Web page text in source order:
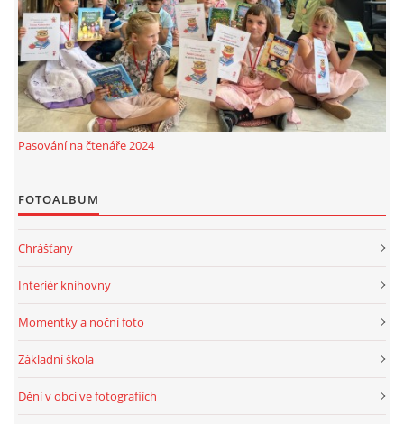
FOTOALBUM
PODĚKOVÁNÍ
SLUŽBY
HRY, KVÍZY, VZDĚLÁVÁNÍ ON-LINE
Pasování na čtenáře 2024
FOTOALBUM
Chrášťany
Interiér knihovny
Momentky a noční foto
Základní škola
Dění v obci ve fotografiích